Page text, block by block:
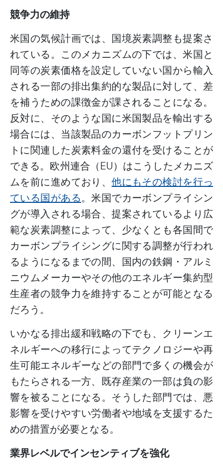
競争力の維持
米国の気候計画では、国境炭素調整も提案さ
れている。このメカニズムの下では、米国と
同等の炭素価格を設定していない国から輸入
される一部の排出集約的な製品に対して、差
を補うための課徴金が課されることになる。
反対に、そのような国に米国製品を輸出する
場合には、当該製品のカーボンフットプリン
トに関連した炭素料金の還付を受けることが
できる。欧州連合（EU）はこうしたメカニズ
ムを前に進めており、他にもその検討を行っ
ている国がある。米国でカーボンプライシン
グが導入される場合、提案されているより広
範な炭素調整によって、少なくとも各国間で
カーボンプライシングに関する調整が行われ
るようになるまでの間、国内の鉄鋼・アルミ
ニウムメーカーやその他のエネルギー集約型
生産者の競争力を維持することが可能となる
だろう。
いかなる排出緩和戦略の下でも、クリーンエ
ネルギーへの移行によってテクノロジーや再
生可能エネルギーなどの部門で多くの機会が
もたらされる一方、既存産業の一部は負の影
響を被ることになる。そうした部門では、悪
影響を受けやすい労働者や地域を支援するた
めの措置が必要となる。
業界レベルでインセンティブを強化